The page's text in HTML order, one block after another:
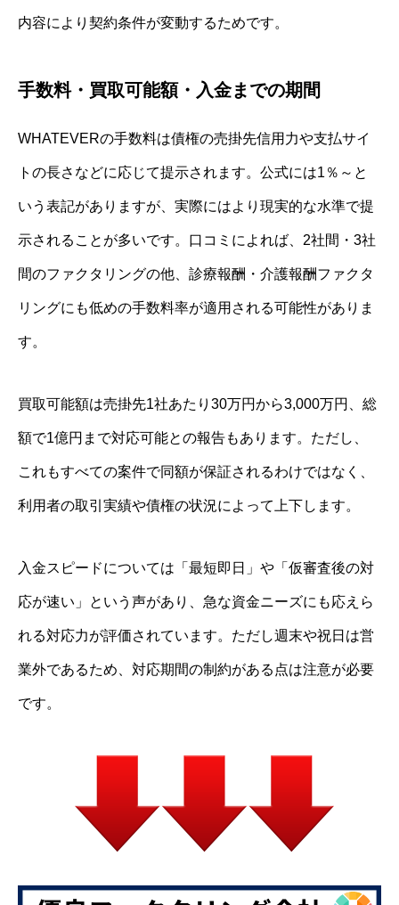
内容により契約条件が変動するためです。
手数料・買取可能額・入金までの期間
WHATEVERの手数料は債権の売掛先信用力や支払サイ
トの長さなどに応じて提示されます。公式には1％～と
いう表記がありますが、実際にはより現実的な水準で提
示されることが多いです。口コミによれば、2社間・3社
間のファクタリングの他、診療報酬・介護報酬ファクタ
リングにも低めの手数料率が適用される可能性がありま
す。
買取可能額は売掛先1社あたり30万円から3,000万円、総
額で1億円まで対応可能との報告もあります。ただし、
これもすべての案件で同額が保証されるわけではなく、
利用者の取引実績や債権の状況によって上下します。
入金スピードについては「最短即日」や「仮審査後の対
応が速い」という声があり、急な資金ニーズにも応えら
れる対応力が評価されています。ただし週末や祝日は営
業外であるため、対応期間の制約がある点は注意が必要
です。